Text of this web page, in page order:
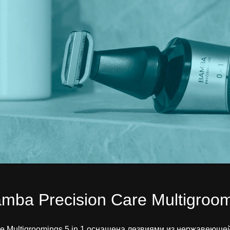
Precision Care